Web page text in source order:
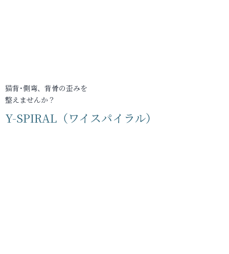
猫背･側弯、背骨の歪みを
整えませんか？
Y-SPIRAL（ワイスパイラル）